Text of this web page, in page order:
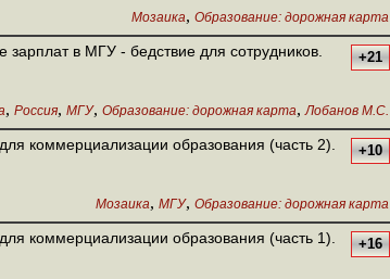
Мозаика, Образование: дорожная карта
в МГУ - бедствие для сотрудников. +21
, Россия, МГУ, Образование: дорожная карта, Лобанов М.С.
коммерциализации образования (часть 2). +10
Мозаика, МГУ, Образование: дорожная карта
коммерциализации образования (часть 1). +16